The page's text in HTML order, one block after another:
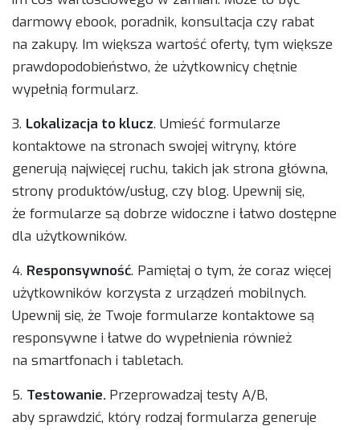
darmowy ebook, poradnik, konsultacja czy rabat
na zakupy. Im większa wartość oferty, tym większe
prawdopodobieństwo, że użytkownicy chętnie
wypełnią formularz.
3. Lokalizacja to klucz. Umieść formularze
kontaktowe na stronach swojej witryny, które
generują najwięcej ruchu, takich jak strona główna,
strony produktów/usług, czy blog. Upewnij się,
że formularze są dobrze widoczne i łatwo dostępne
dla użytkowników.
4. Responsywność. Pamiętaj o tym, że coraz więcej
użytkowników korzysta z urządzeń mobilnych.
Upewnij się, że Twoje formularze kontaktowe są
responsywne i łatwe do wypełnienia również
na smartfonach i tabletach.
5. Testowanie. Przeprowadzaj testy A/B,
aby sprawdzić, który rodzaj formularza generuje